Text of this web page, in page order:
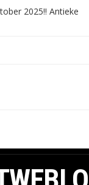
2025!! Antieke